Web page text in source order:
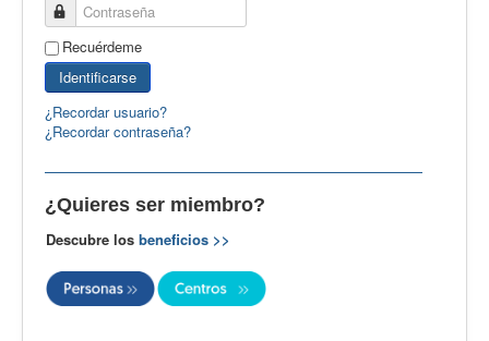
Calidad
Artículos
Recursos
Observatorio EB
CIEB
Contacto
Contraseña
Recuérdeme
Identificarse
¿Recordar usuario?
¿Recordar contraseña?
¿Quieres ser miembro?
Descubre los beneficios >>